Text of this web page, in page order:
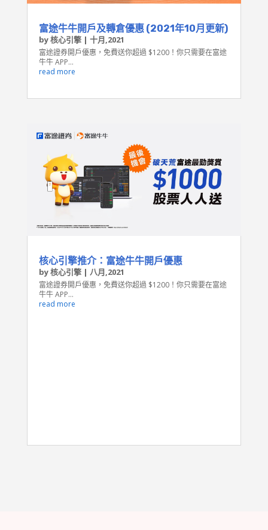
富途牛牛開戶及轉倉優惠 (2021年10月更新)
by核心引擎| 十月,2021
富途證券開戶優惠，免費送你超過 $1200！你只需要在富途
牛牛 APP...
read more
核心引擎推介：富途牛牛開戶優惠
by核心引擎| 八月,2021
富途證券開戶優惠，免費送你超過 $1200！你只需要在富途
牛牛 APP...
read more